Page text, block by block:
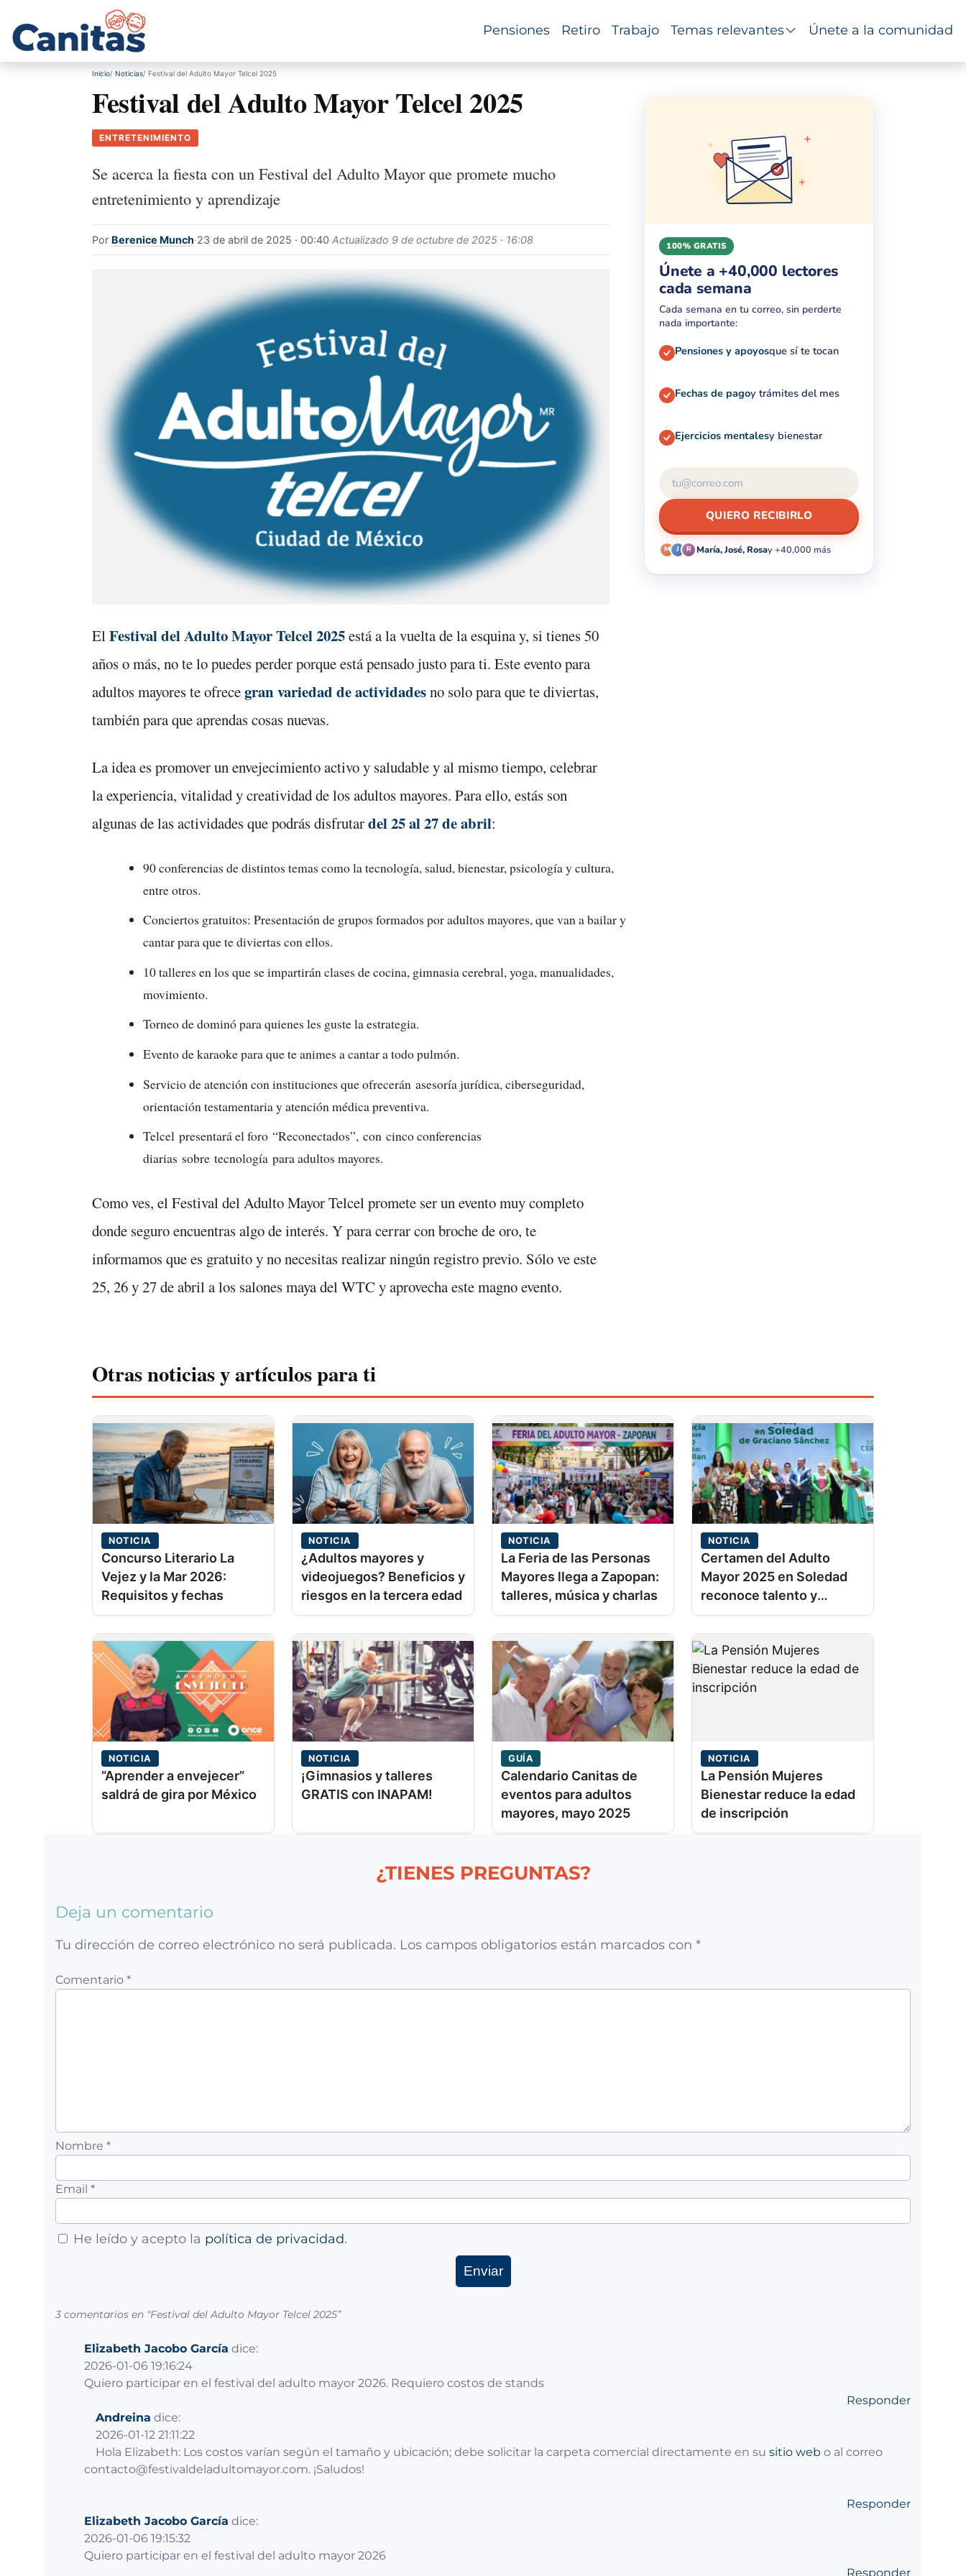
Pensiones Retiro Trabajo Temas relevantes Únete a la comunidad
Inicio Noticias Festival del Adulto Mayor Telcel 2025
Festival del Adulto Mayor Telcel 2025
ENTRETENIMIENTO
Se acerca la fiesta con un Festival del Adulto Mayor que promete mucho
entretenimiento y aprendizaje
Por Berenice Munch·23 de abril de 2025 · 00:40·Actualizado 9 de octubre de 2025 · 16:08
ElFestival del Adulto Mayor Telcel 2025está a la vuelta de la esquina y, si tienes 50
años o más, no te lo puedes perder porque está pensado justo para ti. Este evento para
adultos mayores te ofrecegran variedad de actividadesno solo para que te diviertas,
también para que aprendas cosas nuevas.
La idea es promover un envejecimiento activo y saludable y al mismo tiempo, celebrar
la experiencia, vitalidad y creatividad de los adultos mayores. Para ello, estás son
algunas de las actividades que podrás disfrutardel 25 al 27 de abril:
90 conferencias de distintos temas como la tecnología, salud, bienestar, psicología y cultura,
entre otros.
Conciertos gratuitos: Presentación de grupos formados por adultos mayores, que van a bailar y
cantar para que te diviertas con ellos.
10 talleres en los que se impartirán clases de cocina, gimnasia cerebral, yoga, manualidades,
movimiento.
Torneo de dominó para quienes les guste la estrategia.
Evento de karaoke para que te animes a cantar a todo pulmón.
Servicio de atención con instituciones que ofrecerán asesoría jurídica, ciberseguridad,
orientación testamentaria y atención médica preventiva.
Telcel presentará el foro “Reconectados”, con cinco conferencias
diarias sobre tecnología para adultos mayores.
Como ves, el Festival del Adulto Mayor Telcel promete ser un evento muy completo
donde seguro encuentras algo de interés. Y para cerrar con broche de oro, te
informamos que es gratuito y no necesitas realizar ningún registro previo. Sólo ve este
25, 26 y 27 de abril a los salones maya del WTC y aprovecha este magno evento.
100% GRATIS
Únete a +40,000 lectores
cada semana
Cada semana en tu correo, sin perderte
nada importante:
Pensiones y apoyosque sí te tocan
Fechas de pagoy trámites del mes
Ejercicios mentalesy bienestar
QUIERO RECIBIRLO
M J R María, José, Rosay +40,000 más
Otras noticias y artículos para ti
NOTICIA
Concurso Literario La
Vejez y la Mar 2026:
Requisitos y fechas
NOTICIA
¿Adultos mayores y
videojuegos? Beneficios y
riesgos en la tercera edad
NOTICIA
La Feria de las Personas
Mayores llega a Zapopan:
talleres, música y charlas
NOTICIA
Certamen del Adulto
Mayor 2025 en Soledad
reconoce talento y
trayectoria
NOTICIA
“Aprender a envejecer”
saldrá de gira por México
NOTICIA
¡Gimnasios y talleres
GRATIS con INAPAM!
GUÍA
Calendario Canitas de
eventos para adultos
mayores, mayo 2025
NOTICIA
La Pensión Mujeres
Bienestar reduce la edad
de inscripción
¿TIENES PREGUNTAS?
Deja un comentario
Tu dirección de correo electrónico no será publicada. Los campos obligatorios están marcados con *
Comentario *
Nombre *
Email *
He leído y acepto la política de privacidad.
3 comentarios en “Festival del Adulto Mayor Telcel 2025”
Elizabeth Jacobo García dice:
2026-01-06 19:16:24
Quiero participar en el festival del adulto mayor 2026. Requiero costos de stands
Responder
Andreina dice:
2026-01-12 21:11:22
Hola Elizabeth: Los costos varían según el tamaño y ubicación; debe solicitar la carpeta comercial directamente en su sitio web o al correo
contacto@festivaldeladultomayor.com. ¡Saludos!
Responder
Elizabeth Jacobo García dice:
2026-01-06 19:15:32
Quiero participar en el festival del adulto mayor 2026
Responder